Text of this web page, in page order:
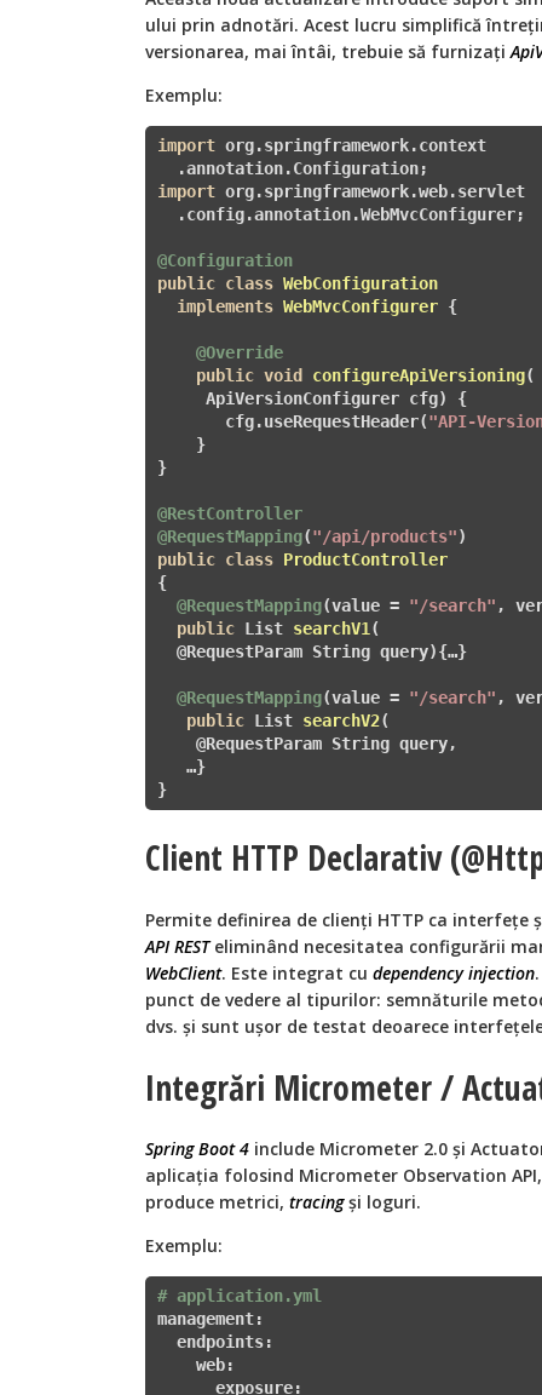
ului prin adnotări. Acest lucru simplifică
versionarea, mai întâi, trebuie să furnizați
Exemplu:
import org.springframework.context
import org.springframework.web.servlet
  .config.annotation.WebMvcConfigurer;
@Configuration
public class WebConfiguration
implements WebMvcConfigurer {
@Override
public void configureApiVersioning(
     ApiVersionConfigurer cfg)
{
cfg.useRequestHeader("API-
}
}
@RestController
@RequestMapping("/api/products"
public class ProductController
{
@RequestMapping(value = "/search" ,
public List searchV1(
  @RequestParam String query)
{…}
@RequestMapping(value = "/search" ,
public List searchV2(
@RequestParam String query,
…}
}
Client HTTP Declarativ
Permite definirea de clienți HTTP ca interfețe
API RESTeliminând necesitatea configurării
WebClient. Este integrat cu dependency injection
punct de vedere al tipurilor: semnăturile
dvs. și sunt ușor de testat deoarece
Integrări Micrometer /
Spring Boot 4 include Micrometer 2.0 și
aplicația folosind Micrometer Observation
produce metrici, tracingși loguri.
Exemplu:
# application.yml
management:
endpoints:
web:
exposure: